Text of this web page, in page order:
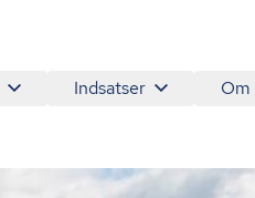
Indsatser Om